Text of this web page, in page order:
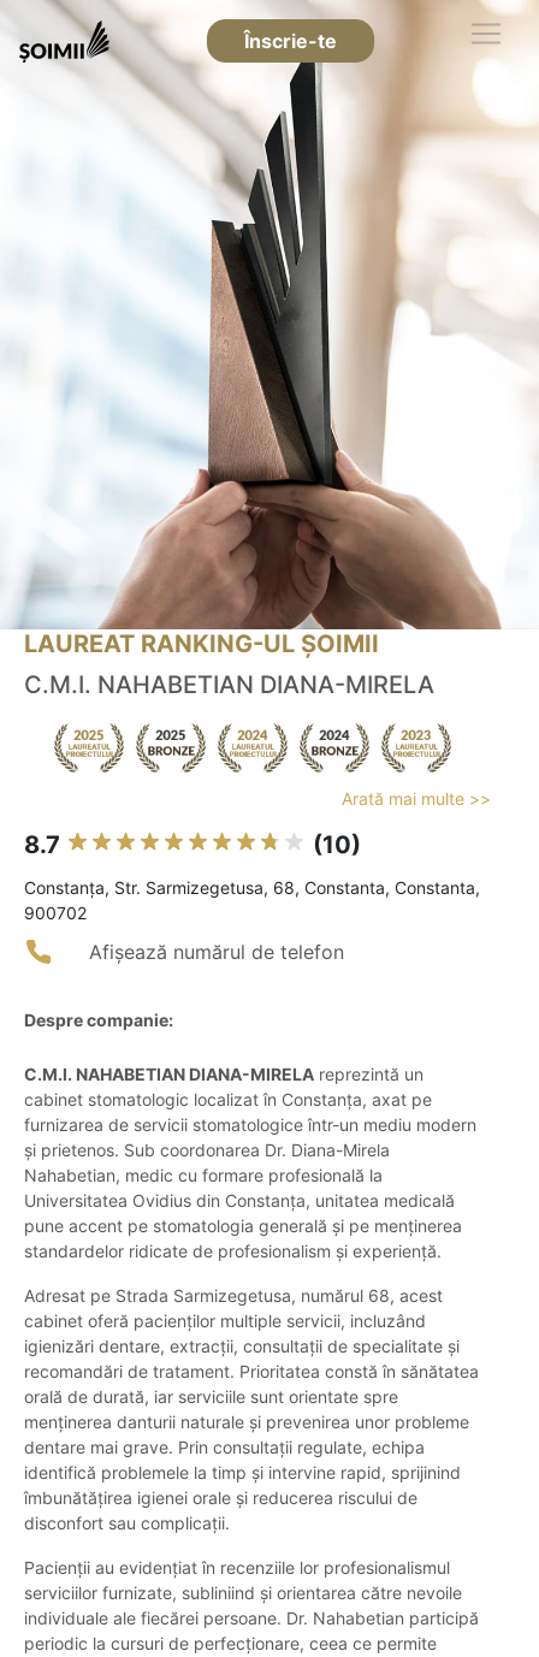
Înscrie-te
LAUREAT RANKING-UL ȘOIMII
C.M.I. NAHABETIAN DIANA-MIRELA
Arată mai multe >>
8.7 (10)
Constanţa, Str. Sarmizegetusa, 68, Constanta, Constanta,
900702
Afișează numărul de telefon
Despre companie:
C.M.I. NAHABETIAN DIANA-MIRELA reprezintă un
cabinet stomatologic localizat în Constanța, axat pe
furnizarea de servicii stomatologice într-un mediu modern
și prietenos. Sub coordonarea Dr. Diana-Mirela
Nahabetian, medic cu formare profesională la
Universitatea Ovidius din Constanța, unitatea medicală
pune accent pe stomatologia generală și pe menținerea
standardelor ridicate de profesionalism și experiență.
Adresat pe Strada Sarmizegetusa, numărul 68, acest
cabinet oferă pacienților multiple servicii, incluzând
igienizări dentare, extracții, consultații de specialitate și
recomandări de tratament. Prioritatea constă în sănătatea
orală de durată, iar serviciile sunt orientate spre
menținerea danturii naturale și prevenirea unor probleme
dentare mai grave. Prin consultații regulate, echipa
identifică problemele la timp și intervine rapid, sprijinind
îmbunătățirea igienei orale și reducerea riscului de
disconfort sau complicații.
Pacienții au evidențiat în recenziile lor profesionalismul
serviciilor furnizate, subliniind și orientarea către nevoile
individuale ale fiecărei persoane. Dr. Nahabetian participă
periodic la cursuri de perfecționare, ceea ce permite